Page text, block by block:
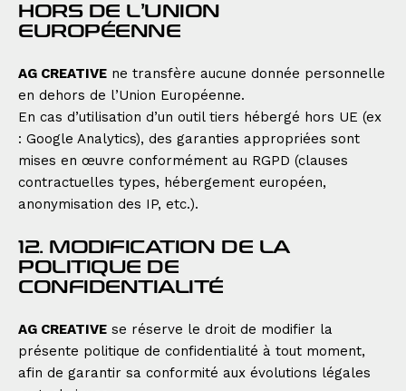
HORS DE L’UNION
EUROPÉENNE
AG CREATIVE ne transfère aucune donnée personnelle
en dehors de l’Union Européenne.
En cas d’utilisation d’un outil tiers hébergé hors UE (ex
: Google Analytics), des garanties appropriées sont
mises en œuvre conformément au RGPD (clauses
contractuelles types, hébergement européen,
anonymisation des IP, etc.).
12. MODIFICATION DE LA
POLITIQUE DE
CONFIDENTIALITÉ
AG CREATIVE se réserve le droit de modifier la
présente politique de confidentialité à tout moment,
afin de garantir sa conformité aux évolutions légales